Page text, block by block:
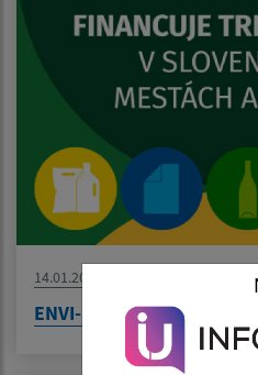
14.01.2026
ENVI-PAK